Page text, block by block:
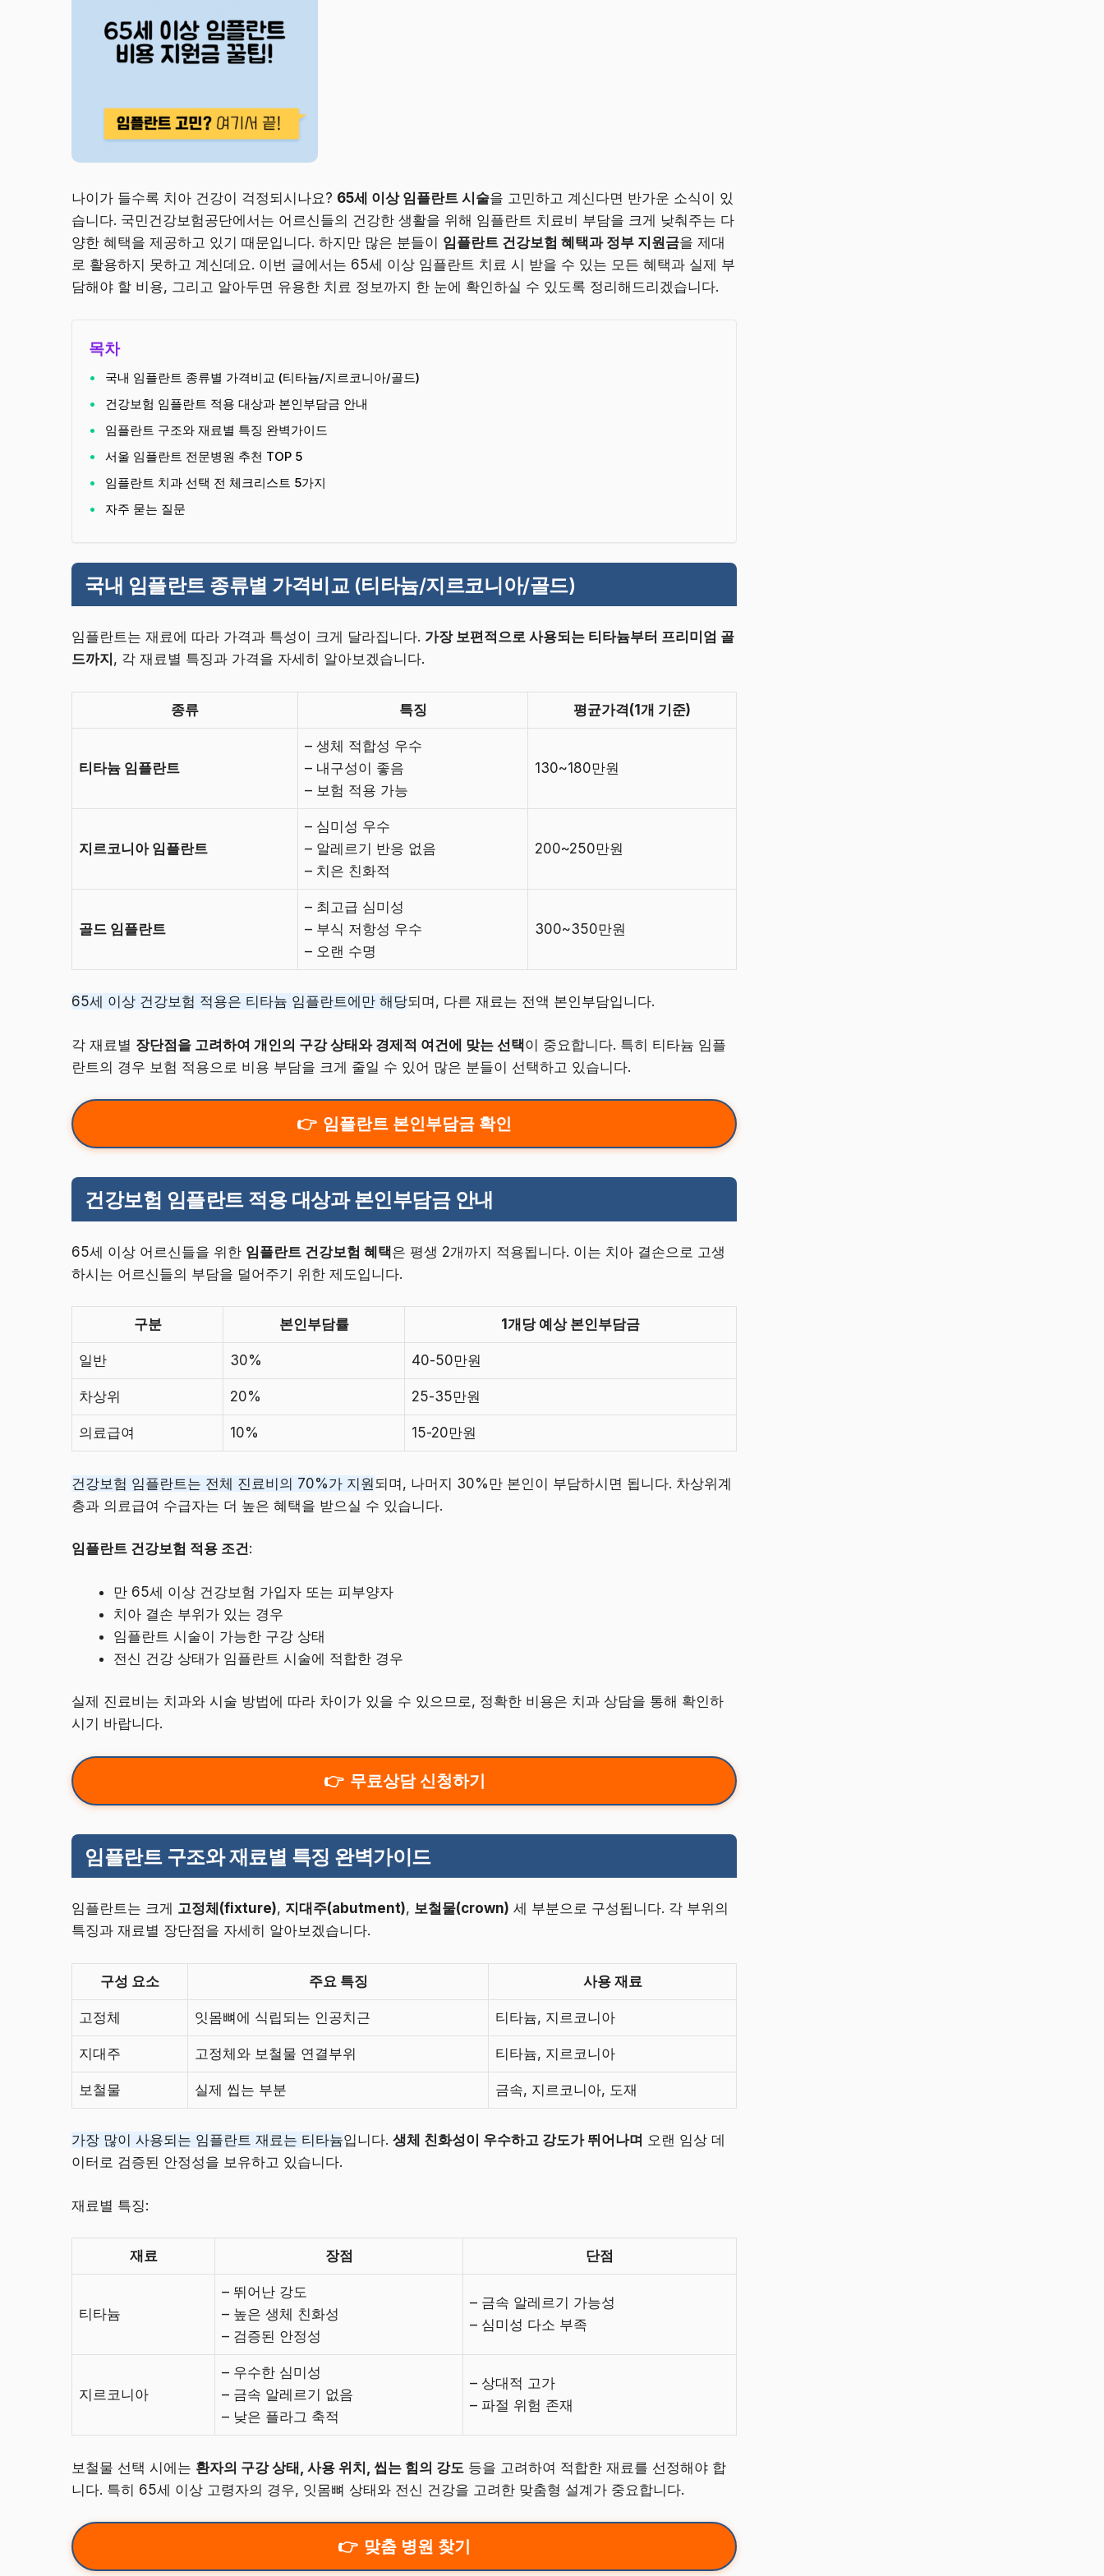
나이가 들수록 치아 건강이 걱정되시나요? 65세 이상 임플란트 시술을 고민하고 계신다면 반가운 소식이 있
습니다. 국민건강보험공단에서는 어르신들의 건강한 생활을 위해 임플란트 치료비 부담을 크게 낮춰주는 다
양한 혜택을 제공하고 있기 때문입니다. 하지만 많은 분들이 임플란트 건강보험 혜택과 정부 지원금을 제대
로 활용하지 못하고 계신데요. 이번 글에서는 65세 이상 임플란트 치료 시 받을 수 있는 모든 혜택과 실제 부
담해야 할 비용, 그리고 알아두면 유용한 치료 정보까지 한 눈에 확인하실 수 있도록 정리해드리겠습니다.
목차
국내 임플란트 종류별 가격비교 (티타늄/지르코니아/골드)
건강보험 임플란트 적용 대상과 본인부담금 안내
임플란트 구조와 재료별 특징 완벽가이드
서울 임플란트 전문병원 추천 TOP 5
임플란트 치과 선택 전 체크리스트 5가지
자주 묻는 질문
국내 임플란트 종류별 가격비교 (티타늄/지르코니아/골드)
임플란트는 재료에 따라 가격과 특성이 크게 달라집니다. 가장 보편적으로 사용되는 티타늄부터 프리미엄 골
드까지 , 각 재료별 특징과 가격을 자세히 알아보겠습니다.
종류 특징 평균가격(1개 기준)
티타늄 임플란트
– 생체 적합성 우수
– 내구성이 좋음
– 보험 적용 가능
130~180만원
지르코니아 임플란트
– 심미성 우수
– 알레르기 반응 없음
– 치은 친화적
200~250만원
골드 임플란트
– 최고급 심미성
– 부식 저항성 우수
– 오랜 수명
300~350만원
65세 이상 건강보험 적용은 티타늄 임플란트에만 해당되며, 다른 재료는 전액 본인부담입니다.
각 재료별 장단점을 고려하여 개인의 구강 상태와 경제적 여건에 맞는 선택이 중요합니다. 특히 티타늄 임플
란트의 경우 보험 적용으로 비용 부담을 크게 줄일 수 있어 많은 분들이 선택하고 있습니다.
임플란트 본인부담금 확인
건강보험 임플란트 적용 대상과 본인부담금 안내
65세 이상 어르신들을 위한 임플란트 건강보험 혜택은 평생 2개까지 적용됩니다. 이는 치아 결손으로 고생
하시는 어르신들의 부담을 덜어주기 위한 제도입니다.
구분 본인부담률 1개당 예상 본인부담금
일반 30% 40-50만원
차상위 20% 25-35만원
의료급여 10% 15-20만원
건강보험 임플란트는 전체 진료비의 70%가 지원되며, 나머지 30%만 본인이 부담하시면 됩니다. 차상위계
층과 의료급여 수급자는 더 높은 혜택을 받으실 수 있습니다.
임플란트 건강보험 적용 조건:
만 65세 이상 건강보험 가입자 또는 피부양자
치아 결손 부위가 있는 경우
임플란트 시술이 가능한 구강 상태
전신 건강 상태가 임플란트 시술에 적합한 경우
실제 진료비는 치과와 시술 방법에 따라 차이가 있을 수 있으므로, 정확한 비용은 치과 상담을 통해 확인하
시기 바랍니다.
무료상담 신청하기
임플란트 구조와 재료별 특징 완벽가이드
임플란트는 크게 고정체(fixture), 지대주(abutment), 보철물(crown) 세 부분으로 구성됩니다. 각 부위의
특징과 재료별 장단점을 자세히 알아보겠습니다.
구성 요소 주요 특징 사용 재료
고정체 잇몸뼈에 식립되는 인공치근 티타늄, 지르코니아
지대주 고정체와 보철물 연결부위 티타늄, 지르코니아
보철물 실제 씹는 부분 금속, 지르코니아, 도재
가장 많이 사용되는 임플란트 재료는 티타늄입니다. 생체 친화성이 우수하고 강도가 뛰어나며 오랜 임상 데
이터로 검증된 안정성을 보유하고 있습니다.
재료별 특징:
재료 장점 단점
티타늄
– 뛰어난 강도
– 높은 생체 친화성
– 검증된 안정성
– 금속 알레르기 가능성
– 심미성 다소 부족
지르코니아
– 우수한 심미성
– 금속 알레르기 없음
– 낮은 플라그 축적
– 상대적 고가
– 파절 위험 존재
보철물 선택 시에는 환자의 구강 상태, 사용 위치, 씹는 힘의 강도 등을 고려하여 적합한 재료를 선정해야 합
니다. 특히 65세 이상 고령자의 경우, 잇몸뼈 상태와 전신 건강을 고려한 맞춤형 설계가 중요합니다.
맞춤 병원 찾기